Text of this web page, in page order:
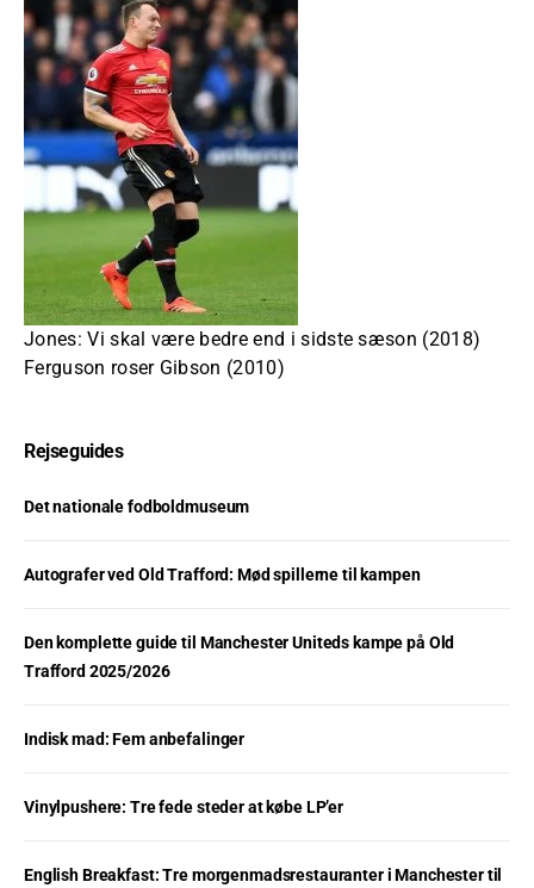
Jones: Vi skal være bedre end i sidste sæson (2018)
Ferguson roser Gibson (2010)
Rejseguides
Det nationale fodboldmuseum
Autografer ved Old Trafford: Mød spillerne til kampen
Den komplette guide til Manchester Uniteds kampe på Old
Trafford 2025/2026
Indisk mad: Fem anbefalinger
Vinylpushere: Tre fede steder at købe LP’er
English Breakfast: Tre morgenmadsrestauranter i Manchester til